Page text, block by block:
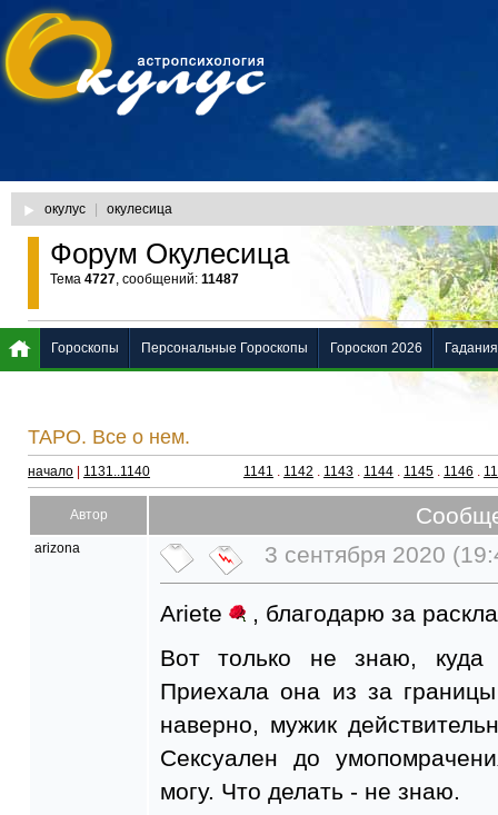
окулус окулесица
Форум Окулесица
Тема 4727, сообщений: 11487
ТАРО. Все о нем.
начало 1131..1140 1141 . 1142 . 1143 . 1144 . 1145 . 1146 .
Автор
arizona 3 сентября 2020
Ariete
, благодарю за
Вот только не знаю, куда
Приехала она из за
наверно, мужик
Сексуален до
могу. Что делать - не знаю.
Гороскопы Персональные Гороскопы Гороскоп 2026 Гадания